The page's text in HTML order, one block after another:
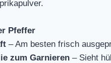
Pfeffer
– Am besten frisch
zum Garnieren – Sieht